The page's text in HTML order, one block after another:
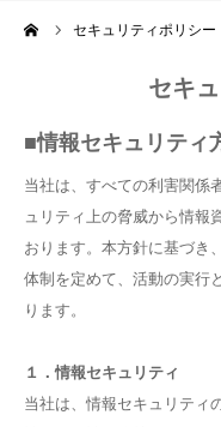
セキュリティポリシー
セキ
■情報セキュリティ
当社は、すべての利害関係
ュリティ上の脅威から情報
おります。本⽅針に基づき
体制を定めて、活動の実⾏
ります。
１．情報セキュリティ
当社は、情報セキュリティ